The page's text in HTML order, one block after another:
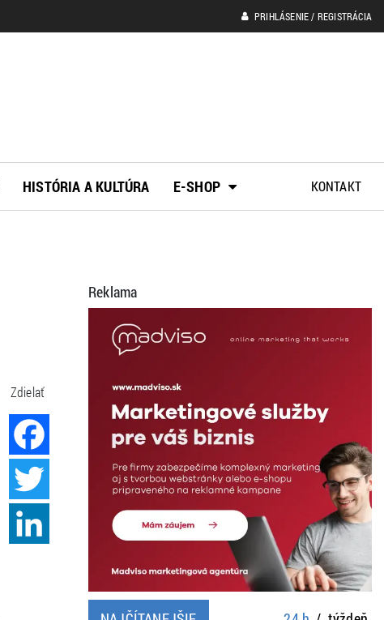
PRIHLÁSENIE / REGISTRÁCIA
HISTÓRIA A KULTÚRA E-SHOP KONTAKT
Zdielať
Reklama